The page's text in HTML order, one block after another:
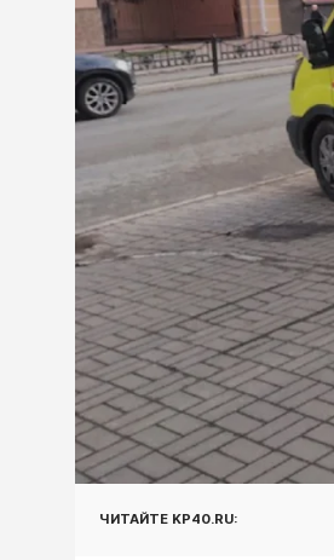
ЧИТАЙТЕ KP40.RU: